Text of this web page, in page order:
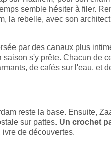
semble hésiter à filer.
la rebelle, avec son
par des canaux plus
s'y prête. Chacun de
de cafés sur l'eau, et
reste la base. Ensuite,
sur pattes. Un crochet
de découvertes.